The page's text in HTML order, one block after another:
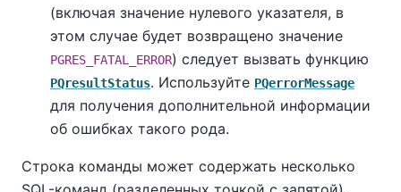
(включая значение нулевого указателя, в
этом случае будет возвращено значение
PGRES_FATAL_ERROR) следует вызвать функцию
PQresultStatus. Используйте PQerrorMessage
для получения дополнительной информации
об ошибках такого рода.
Строка команды может содержать несколько